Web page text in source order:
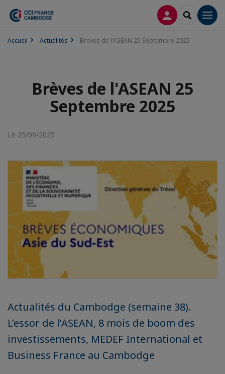
CONNEXION
Accueil Actualités Brèves de l'ASEAN 25 Septembre 2025
Brèves de l'ASEAN 25
Septembre 2025
Le 25/09/2025
Actualités du Cambodge (semaine 38).
L’essor de l’ASEAN, 8 mois de boom des
investissements, MEDEF International et
Business France au Cambodge